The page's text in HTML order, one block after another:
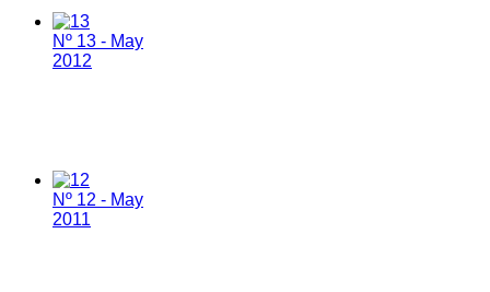
Nº 13 - May
2012
Nº 12 - May
2011